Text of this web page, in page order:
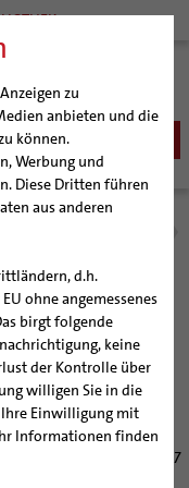
zu
anbieten und die
können.
Werbung und
Diese Dritten führen
aus anderen
d.h.
ohne angemessenes
birgt folgende
keine
der Kontrolle über
willigen Sie in die
Ihre Einwilligung mit
Informationen finden
(bph)
10/31/2007